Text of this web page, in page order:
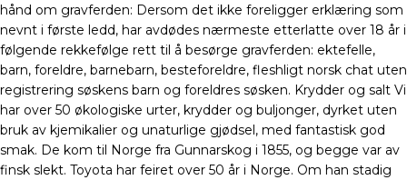
hånd om gravferden: Dersom det ikke foreligger erklæring som
nevnt i første ledd, har avdødes nærmeste etterlatte over 18 år i
følgende rekkefølge rett til å besørge gravferden: ektefelle,
barn, foreldre, barnebarn, besteforeldre, fleshligt norsk chat uten
registrering søskens barn og foreldres søsken. Krydder og salt Vi
har over 50 økologiske urter, krydder og buljonger, dyrket uten
bruk av kjemikalier og unaturlige gjødsel, med fantastisk god
smak. De kom til Norge fra Gunnarskog i 1855, og begge var av
finsk slekt. Toyota har feiret over 50 år i Norge. Om han stadig